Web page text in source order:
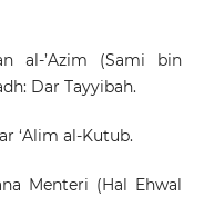
al-’Azim (Sami bin
Dar Tayyibah.
‘Alim al-Kutub.
Menteri (Hal Ehwal